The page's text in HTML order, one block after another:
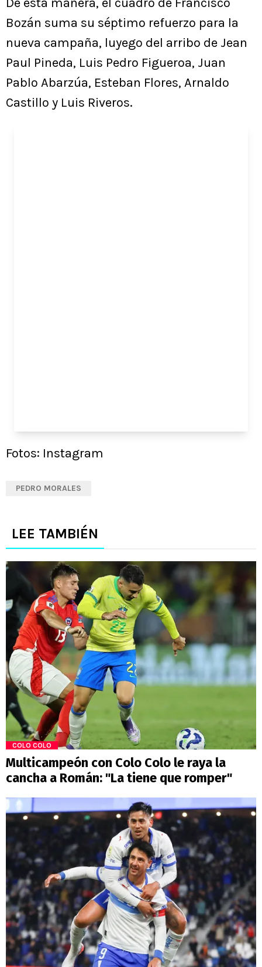
Bozán suma su séptimo refuerzo para la
nueva campaña, luyego del arribo de Jean
Paul Pineda, Luis Pedro Figueroa, Juan
Pablo Abarzúa, Esteban Flores, Arnaldo
Castillo y Luis Riveros.
Fotos: Instagram
PEDRO MORALES
LEE TAMBIÉN
COLO COLO
Multicampeón con Colo Colo le raya la
cancha a Román: "La tiene que romper"